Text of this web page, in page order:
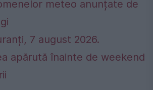
meteo anunțate de
7 august 2026.
apărută înainte de weekend